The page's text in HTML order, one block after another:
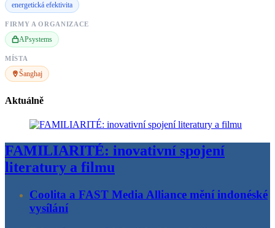
energetická efektivita
FIRMY A ORGANIZACE
APsystems
MÍSTA
Šanghaj
Aktuálně
FAMILIARITÉ: inovativní spojení
literatury a filmu
Coolita a FAST Media Alliance mění indonéské
vysílání